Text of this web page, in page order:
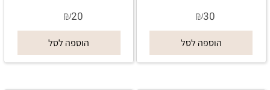
₪30
הוספה לסל
₪20
הוספה לסל